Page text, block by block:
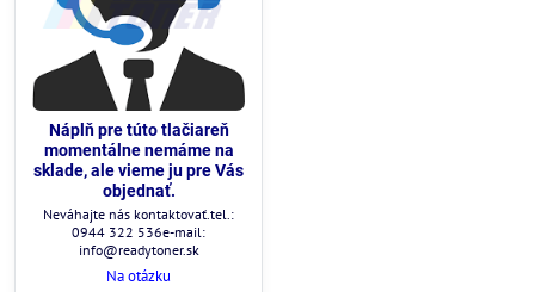
Náplň pre túto tlačiareň
momentálne nemáme na
sklade, ale vieme ju pre Vás
objednať.
Neváhajte nás kontaktovať.tel.:
0944 322 536e-mail:
info@readytoner.sk
Na otázku